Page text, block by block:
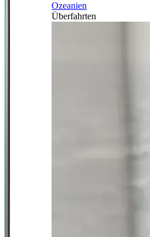
Ozeanien
Überfahrten